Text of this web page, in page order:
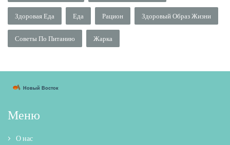
Здоровая Еда Еда Рацион Здоровый Образ Жизни
Советы По Питанию Жарка
Меню
О нас